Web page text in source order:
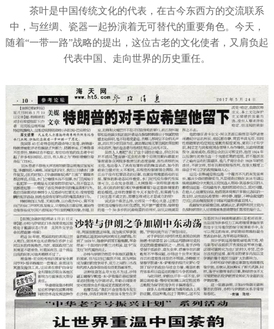
茶叶是中国传统文化的代表，在古今东西方的交流联系
中，与丝绸、瓷器一起扮演着无可替代的重要角色。今天，
随着“一带一路”战略的提出，这位古老的文化使者，又肩负起
代表中国、走向世界的历史重任。